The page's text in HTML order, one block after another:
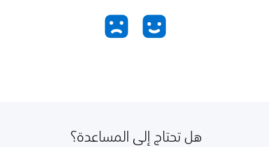
هل تحتاج إلى المساعدة؟